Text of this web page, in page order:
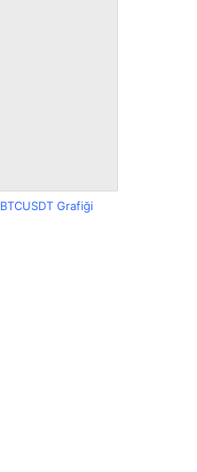
BTCUSDT Grafiği